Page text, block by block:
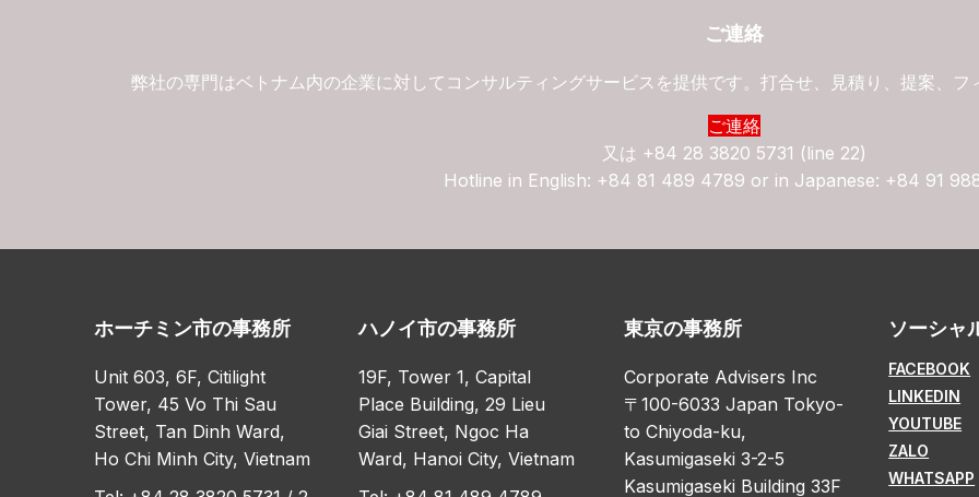
ご連絡
弊社の専門はベトナム内の企業に対してコンサルティングサービスを提供です。打合せ、見積り、提案、
ご連絡
又は +84 28 3820 5731 (line 22)
Hotline in English: +84 81 489 4789 or in Japanese: +84 91
ホーチミン市の事務所
Unit 603, 6F, Citilight
Tower, 45 Vo Thi Sau
Street, Tan Dinh Ward,
Ho Chi Minh City, Vietnam
ハノイ市の事務所
19F, Tower 1, Capital
Place Building, 29 Lieu
Giai Street, Ngoc Ha
Ward, Hanoi City, Vietnam
東京の事務所
Corporate Advisers Inc
〒100-6033 Japan Tokyo-
to Chiyoda-ku,
Kasumigaseki 3-2-5
Kasumigaseki Building 33F
ソーシャ
FACEBOOK
LINKEDIN
YOUTUBE
ZALO
WHATSAPP